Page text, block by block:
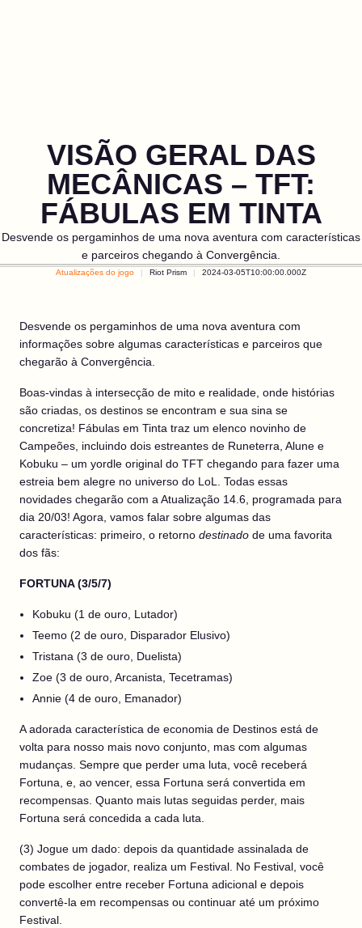
VISÃO GERAL DAS
MECÂNICAS – TFT:
FÁBULAS EM TINTA
Desvende os pergaminhos de uma nova aventura com características
e parceiros chegando à Convergência.
Atualizações do jogo Riot Prism 2024-03-05T10:00:00.000Z
Desvende os pergaminhos de uma nova aventura com
informações sobre algumas características e parceiros que
chegarão à Convergência.
Boas-vindas à intersecção de mito e realidade, onde histórias
são criadas, os destinos se encontram e sua sina se
concretiza! Fábulas em Tinta traz um elenco novinho de
Campeões, incluindo dois estreantes de Runeterra, Alune e
Kobuku – um yordle original do TFT chegando para fazer uma
estreia bem alegre no universo do LoL. Todas essas
novidades chegarão com a Atualização 14.6, programada para
dia 20/03! Agora, vamos falar sobre algumas das
características: primeiro, o retorno destinado de uma favorita
dos fãs:
FORTUNA (3/5/7)
Kobuku (1 de ouro, Lutador)
Teemo (2 de ouro, Disparador Elusivo)
Tristana (3 de ouro, Duelista)
Zoe (3 de ouro, Arcanista, Tecetramas)
Annie (4 de ouro, Emanador)
A adorada característica de economia de Destinos está de
volta para nosso mais novo conjunto, mas com algumas
mudanças. Sempre que perder uma luta, você receberá
Fortuna, e, ao vencer, essa Fortuna será convertida em
recompensas. Quanto mais lutas seguidas perder, mais
Fortuna será concedida a cada luta.
(3) Jogue um dado: depois da quantidade assinalada de
combates de jogador, realiza um Festival. No Festival, você
pode escolher entre receber Fortuna adicional e depois
convertê-la em recompensas ou continuar até um próximo
Festival.